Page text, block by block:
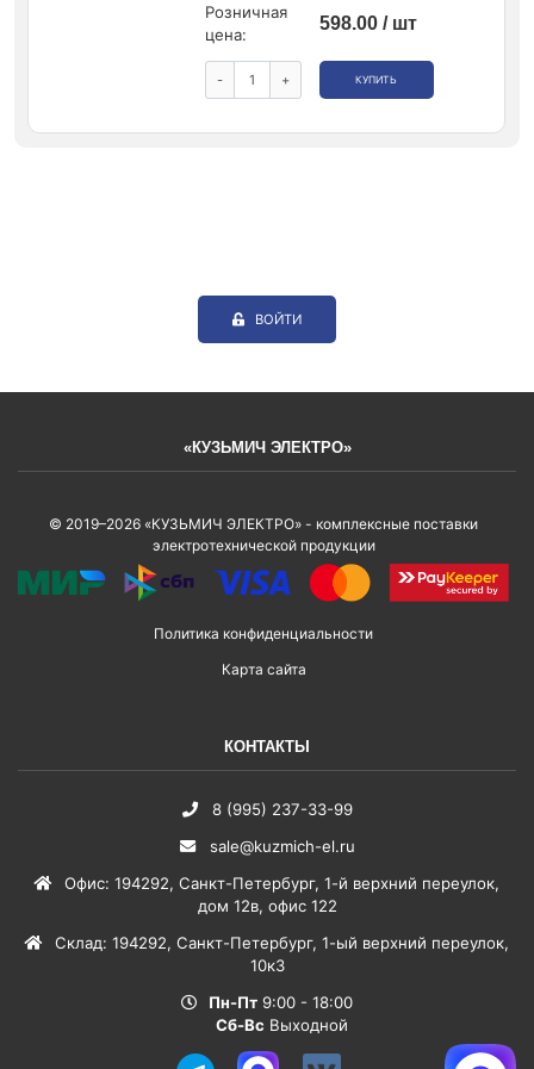
Розничная
цена:
598.00 / шт
- + КУПИТЬ
ВОЙТИ
«КУЗЬМИЧ ЭЛЕКТРО»
© 2019–2026 «КУЗЬМИЧ ЭЛЕКТРО» - комплексные поставки
электротехнической продукции
Политика конфиденциальности
Карта сайта
КОНТАКТЫ
8 (995) 237-33-99
sale@kuzmich-el.ru
Офис: 194292, Санкт-Петербург, 1-й верхний переулок,
дом 12в, офис 122
Склад: 194292, Санкт-Петербург, 1-ый верхний переулок,
10к3
Пн-Пт 9:00 - 18:00
Сб-Вс Выходной